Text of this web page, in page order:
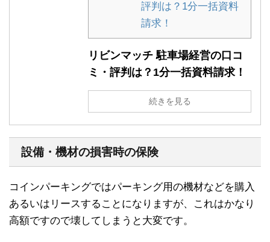
評判は？1分一括資料
請求！
リビンマッチ 駐車場経営の口コ
ミ・評判は？1分一括資料請求！
続きを見る
設備・機材の損害時の保険
コインパーキングではパーキング用の機材などを購入
あるいはリースすることになりますが、これはかなり
高額ですので壊してしまうと大変です。